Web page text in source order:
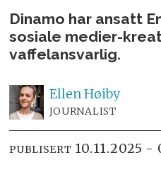
Dinamo har ansatt
sosiale medier-
vaffelansvarlig.
EllenHøiby
JOURNALIST
PUBLISERT 10.11.2025 -